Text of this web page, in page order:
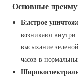
Основные
Быстрое
возникают внутри
высыхание
часов в